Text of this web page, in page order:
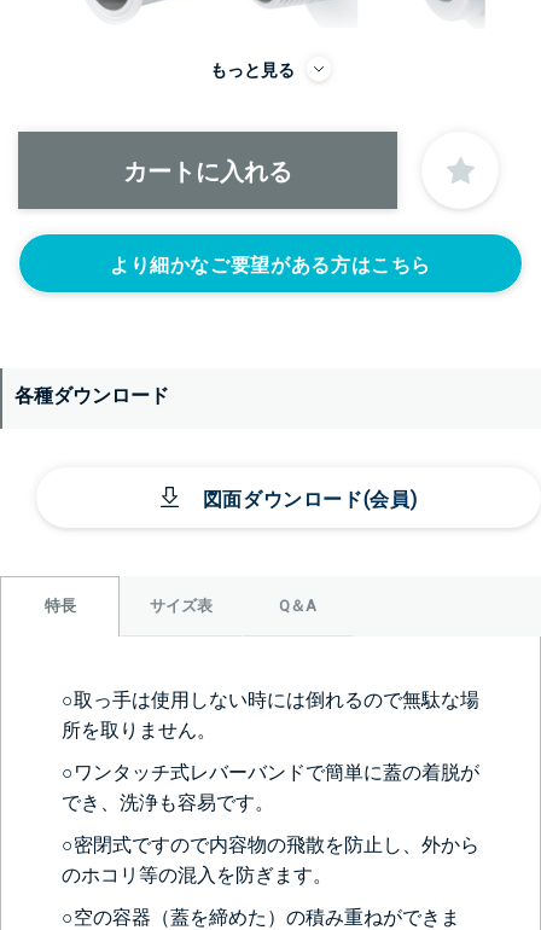
正面側の下部にノズルをつける
ニップル
1/4’(+22440円)
ニップル
3/8’(+22440円)
ニップル
1/2’(+22440円)
ヘルール
背面側に部品をつける
なし
レベル計をつけ
シール座をつけ
る(+10560円)
カードホルダー
をつける
(+13200円)
もっと見る
より細かなご要望がある方はこちら
各種ダウンロード
図面ダウンロード(会員)
特長 サイズ表 Q＆A
○取っ手は使用しない時には倒れるので無駄な場
所を取りません。
○ワンタッチ式レバーバンドで簡単に蓋の着脱が
でき、洗浄も容易です。
○密閉式ですので内容物の飛散を防止し、外から
のホコリ等の混入を防ぎます。
○空の容器（蓋を締めた）の積み重ねができま